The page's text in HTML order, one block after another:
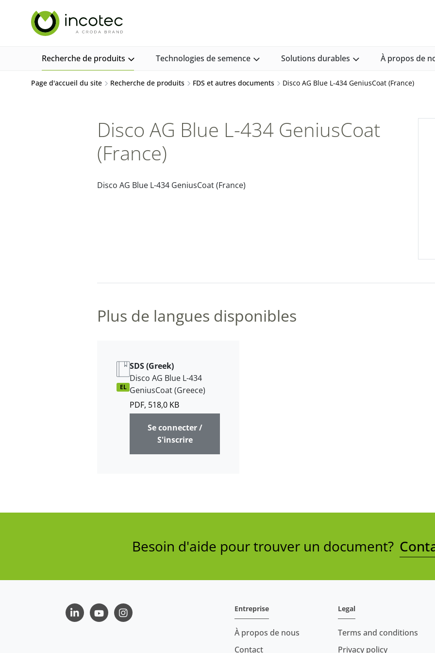
Recherche de produits Technologies de semence Solutions durables À propos de
Page d'accueil du site Recherche de produits FDS et autres documents Disco AG Blue L-434 GeniusCoat (France)
Disco AG Blue L-434 GeniusCoat
(France)
Disco AG Blue L-434 GeniusCoat (France)
Plus de langues disponibles
EL
SDS (Greek)
Disco AG Blue L-434
GeniusCoat (Greece)
PDF, 518,0 KB
Se connecter /
S'inscrire
Besoin d'aide pour trouver un document?
LinkedInYoutubeInstagram
Entreprise
À propos de nous
Contact
Legal
Terms and conditions
Privacy policy